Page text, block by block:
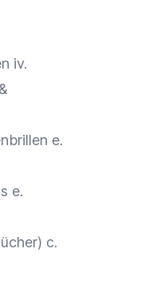
iv.
e.
e.
c.